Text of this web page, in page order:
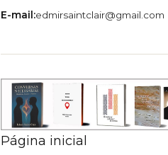
E-mail:edmirsaintclair@gmail.com
Página inicial